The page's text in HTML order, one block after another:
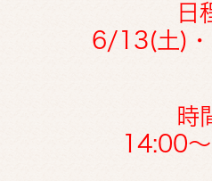
日
6/13(土)
時
14:00